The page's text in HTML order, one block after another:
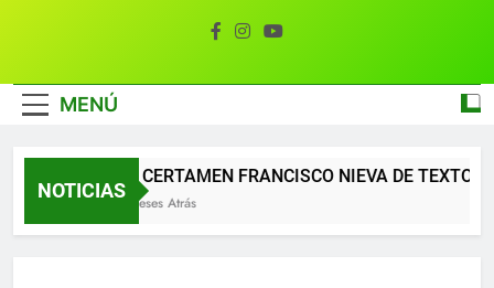
MENÚ
NOTICIAS
XII CERTAMEN FRANCISCO NIEVA DE TEXTOS
2 Meses Atrás